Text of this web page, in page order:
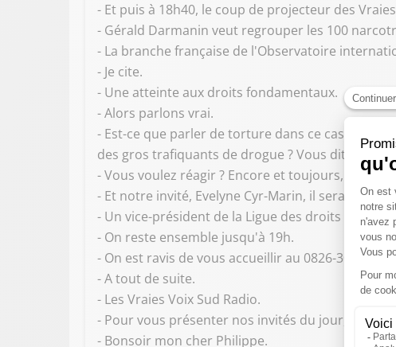
- Et puis à 18h40, le coup de projecteur des
- Gérald Darmanin veut regrouper les 100
- La branche française de l'Observatoire
- Je cite.
- Une atteinte aux droits fondamentaux.
- Alors parlons vrai.
- Est-ce que parler de torture dans ce cas vous
des gros trafiquants de drogue ? Vous dites oui à
- Vous voulez réagir ? Encore et toujours, le 0826-
- Et notre invité, Evelyne Cyr-Marin, il sera avec
- Un vice-président de la Ligue des droits de
- On reste ensemble jusqu'à 19h.
- On est ravis de vous accueillir au 0826-300-300.
- A tout de suite.
- Les Vraies Voix Sud Radio.
- Pour vous présenter nos invités du jour,
- Bonsoir mon cher Philippe.